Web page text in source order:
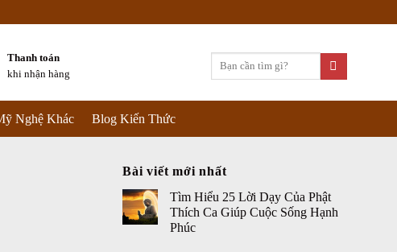
Thanh toán
khi nhận hàng
kiếm:
Nghệ Khác Blog Kiến Thức
Bài viết mới nhất
Tìm Hiểu 25 Lời Dạy Của Phật
Thích Ca Giúp Cuộc Sống Hạnh
Phúc